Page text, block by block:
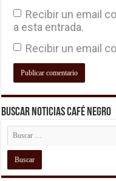
Recibir un email
a esta entrada.
Recibir un email
Buscar Noticias Café Negro